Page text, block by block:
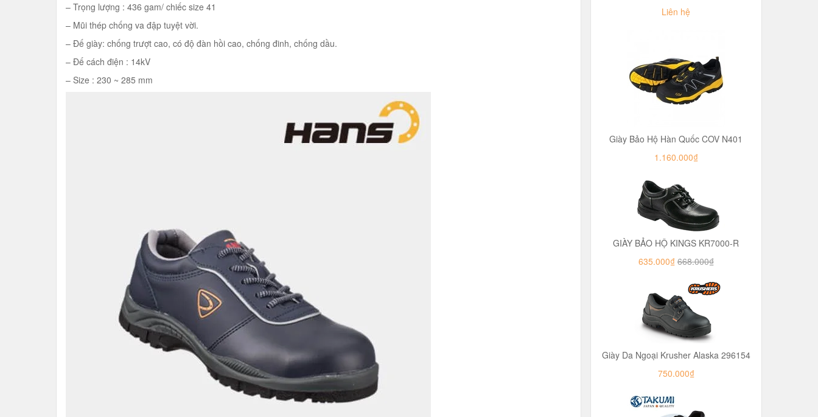
– Trọng lượng : 436 gam/ chiếc size 41
– Mũi thép chống va đập tuyệt vời.
– Đế giày: chống trượt cao, có độ đàn hồi cao, chống đinh, chống dầu.
– Đế cách điện : 14kV
– Size : 230 ~ 285 mm
Liên hệ
Giày Bảo Hộ Hàn Quốc COV N401
1.160.000₫
GIÀY BẢO HỘ KINGS KR7000-R
635.000₫ 668.000₫
Giày Da Ngoại Krusher Alaska 296154
750.000₫